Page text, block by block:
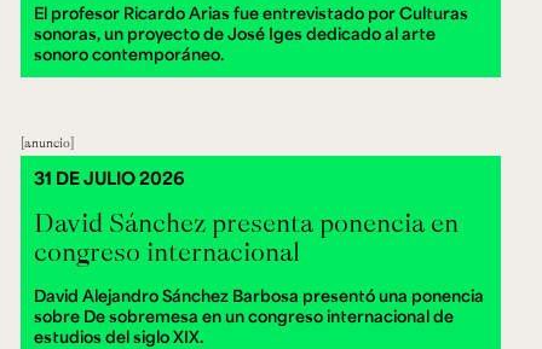
El profesor Ricardo Arias fue entrevistado por Culturas
sonoras, un proyecto de José Iges dedicado al arte
sonoro contemporáneo.
anuncio
David Sánchez presenta ponencia en
congreso internacional
David Alejandro Sánchez Barbosa presentó una ponencia
sobre De sobremesa en un congreso internacional de
estudios del siglo XIX.
31 DE JULIO 2026